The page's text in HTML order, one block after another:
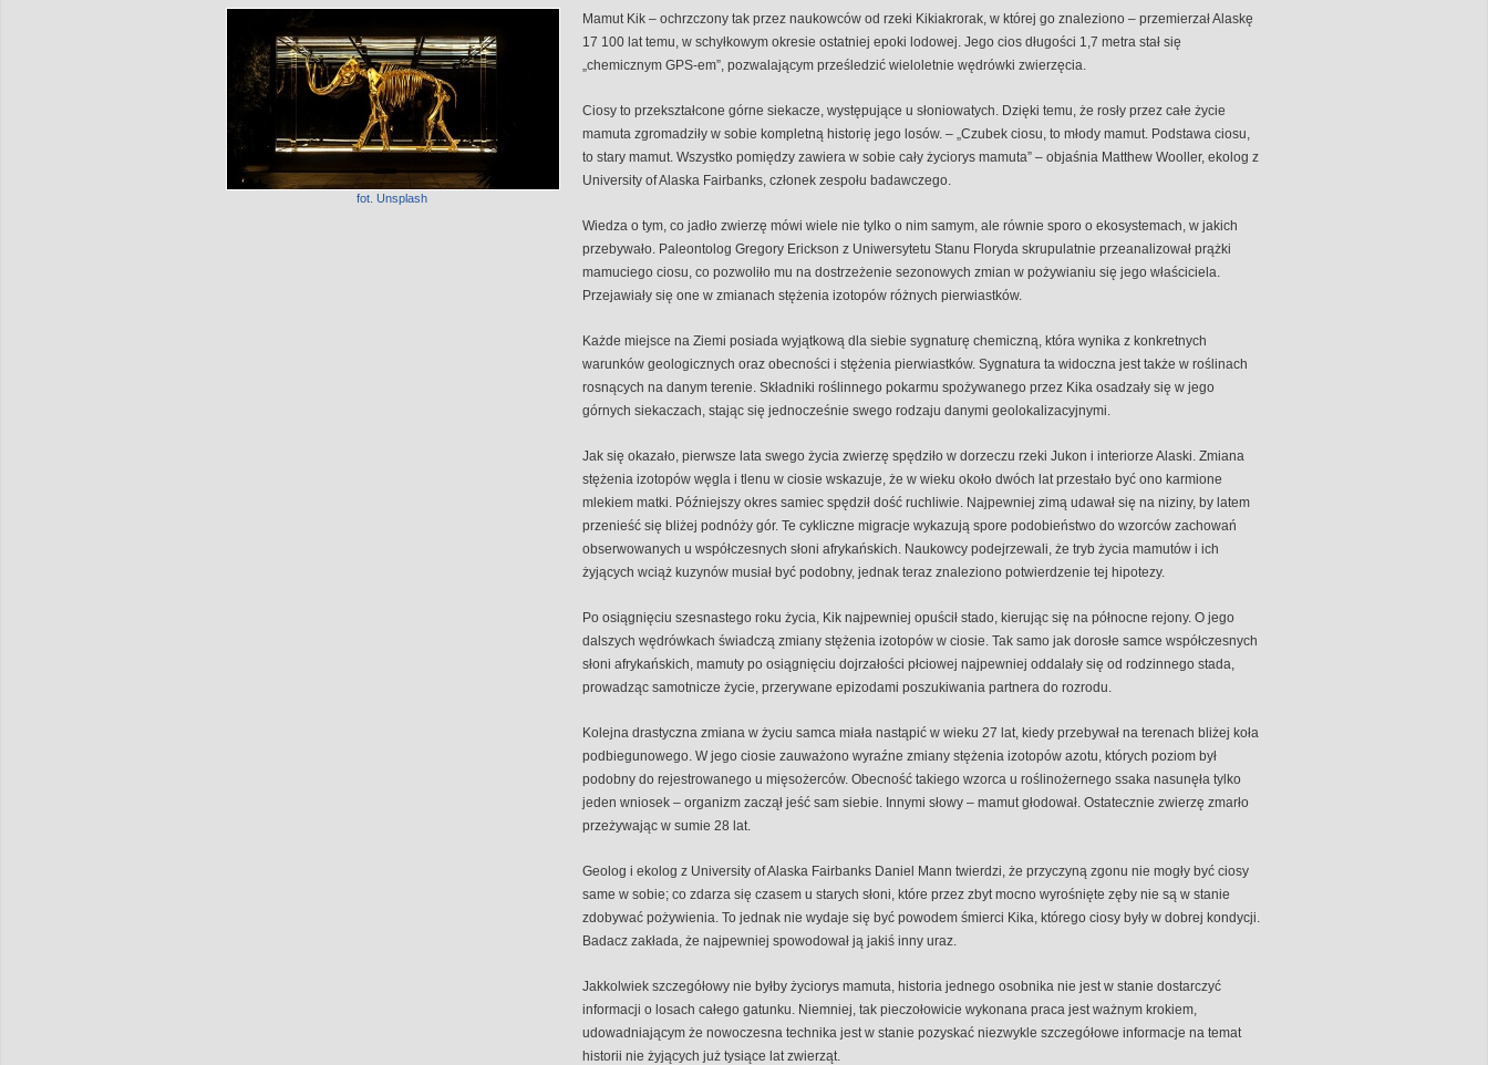
Mamut Kik – ochrzczony tak przez naukowców od rzeki Kikiakrorak, w której go znaleziono – przemierzał Alaskę
17 100 lat temu, w schyłkowym okresie ostatniej epoki lodowej. Jego cios długości 1,7 metra stał się
„chemicznym GPS-em”, pozwalającym prześledzić wieloletnie wędrówki zwierzęcia.
Ciosy to przekształcone górne siekacze, występujące u słoniowatych. Dzięki temu, że rosły przez całe życie
mamuta zgromadziły w sobie kompletną historię jego losów. – „Czubek ciosu, to młody mamut. Podstawa ciosu,
to stary mamut. Wszystko pomiędzy zawiera w sobie cały życiorys mamuta” – objaśnia Matthew Wooller, ekolog z
University of Alaska Fairbanks, członek zespołu badawczego.
Wiedza o tym, co jadło zwierzę mówi wiele nie tylko o nim samym, ale równie sporo o ekosystemach, w jakich
przebywało. Paleontolog Gregory Erickson z Uniwersytetu Stanu Floryda skrupulatnie przeanalizował prążki
mamuciego ciosu, co pozwoliło mu na dostrzeżenie sezonowych zmian w pożywianiu się jego właściciela.
Przejawiały się one w zmianach stężenia izotopów różnych pierwiastków.
Każde miejsce na Ziemi posiada wyjątkową dla siebie sygnaturę chemiczną, która wynika z konkretnych
warunków geologicznych oraz obecności i stężenia pierwiastków. Sygnatura ta widoczna jest także w roślinach
rosnących na danym terenie. Składniki roślinnego pokarmu spożywanego przez Kika osadzały się w jego
górnych siekaczach, stając się jednocześnie swego rodzaju danymi geolokalizacyjnymi.
Jak się okazało, pierwsze lata swego życia zwierzę spędziło w dorzeczu rzeki Jukon i interiorze Alaski. Zmiana
stężenia izotopów węgla i tlenu w ciosie wskazuje, że w wieku około dwóch lat przestało być ono karmione
mlekiem matki. Późniejszy okres samiec spędził dość ruchliwie. Najpewniej zimą udawał się na niziny, by latem
przenieść się bliżej podnóży gór. Te cykliczne migracje wykazują spore podobieństwo do wzorców zachowań
obserwowanych u współczesnych słoni afrykańskich. Naukowcy podejrzewali, że tryb życia mamutów i ich
żyjących wciąż kuzynów musiał być podobny, jednak teraz znaleziono potwierdzenie tej hipotezy.
Po osiągnięciu szesnastego roku życia, Kik najpewniej opuścił stado, kierując się na północne rejony. O jego
dalszych wędrówkach świadczą zmiany stężenia izotopów w ciosie. Tak samo jak dorosłe samce współczesnych
słoni afrykańskich, mamuty po osiągnięciu dojrzałości płciowej najpewniej oddalały się od rodzinnego stada,
prowadząc samotnicze życie, przerywane epizodami poszukiwania partnera do rozrodu.
Kolejna drastyczna zmiana w życiu samca miała nastąpić w wieku 27 lat, kiedy przebywał na terenach bliżej koła
podbiegunowego. W jego ciosie zauważono wyraźne zmiany stężenia izotopów azotu, których poziom był
podobny do rejestrowanego u mięsożerców. Obecność takiego wzorca u roślinożernego ssaka nasunęła tylko
jeden wniosek – organizm zaczął jeść sam siebie. Innymi słowy – mamut głodował. Ostatecznie zwierzę zmarło
przeżywając w sumie 28 lat.
Geolog i ekolog z University of Alaska Fairbanks Daniel Mann twierdzi, że przyczyną zgonu nie mogły być ciosy
same w sobie; co zdarza się czasem u starych słoni, które przez zbyt mocno wyrośnięte zęby nie są w stanie
zdobywać pożywienia. To jednak nie wydaje się być powodem śmierci Kika, którego ciosy były w dobrej kondycji.
Badacz zakłada, że najpewniej spowodował ją jakiś inny uraz.
Jakkolwiek szczegółowy nie byłby życiorys mamuta, historia jednego osobnika nie jest w stanie dostarczyć
informacji o losach całego gatunku. Niemniej, tak pieczołowicie wykonana praca jest ważnym krokiem,
udowadniającym że nowoczesna technika jest w stanie pozyskać niezwykle szczegółowe informacje na temat
historii nie żyjących już tysiące lat zwierząt.
fot. Unsplash